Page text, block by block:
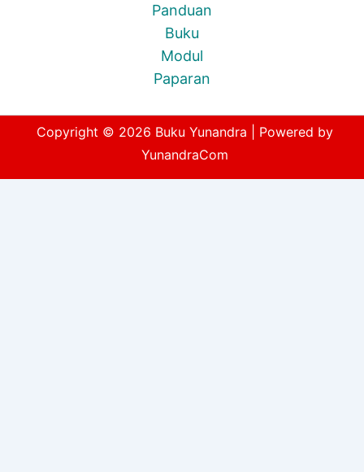
Panduan
Buku
Modul
Paparan
Copyright © 2026 Buku Yunandra | Powered by
YunandraCom